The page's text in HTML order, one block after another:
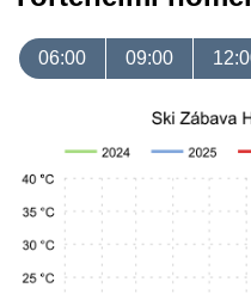
06:00 09:00